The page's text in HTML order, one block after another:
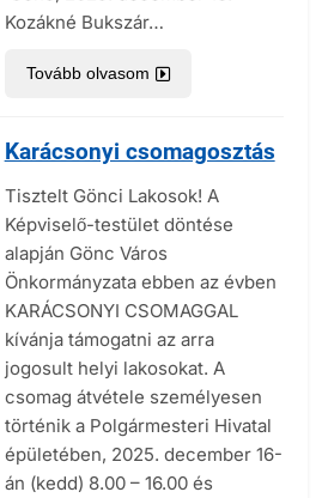
Kozákné Bukszár…
Tovább olvasom
Karácsonyi csomagosztás
Tisztelt Gönci Lakosok! A
Képviselő-testület döntése
alapján Gönc Város
Önkormányzata ebben az évben
KARÁCSONYI CSOMAGGAL
kívánja támogatni az arra
jogosult helyi lakosokat. A
csomag átvétele személyesen
történik a Polgármesteri Hivatal
épületében, 2025. december 16-
án (kedd) 8.00 – 16.00 és